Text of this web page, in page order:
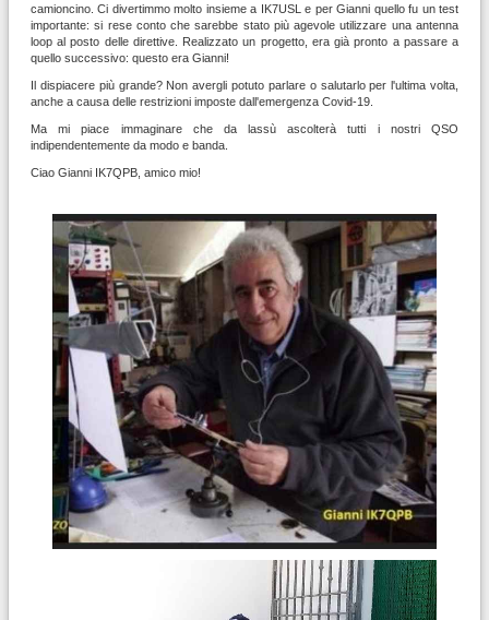
camioncino. Ci divertimmo molto insieme a IK7USL e per Gianni quello fu un test
importante: si rese conto che sarebbe stato più agevole utilizzare una antenna
loop al posto delle direttive. Realizzato un progetto, era già pronto a passare a
quello successivo: questo era Gianni!
Il dispiacere più grande? Non avergli potuto parlare o salutarlo per l'ultima volta,
anche a causa delle restrizioni imposte dall'emergenza Covid-19.
Ma mi piace immaginare che da lassù ascolterà tutti i nostri QSO
indipendentemente da modo e banda.
Ciao Gianni IK7QPB, amico mio!